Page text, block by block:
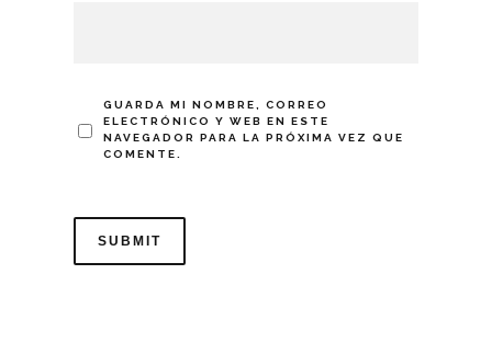
GUARDA MI NOMBRE, CORREO
ELECTRÓNICO Y WEB EN ESTE
NAVEGADOR PARA LA PRÓXIMA VEZ QUE
COMENTE.